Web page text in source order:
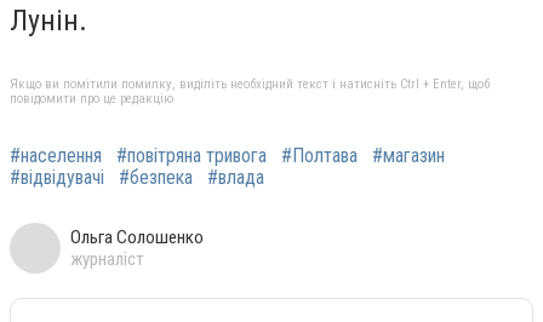
Лунін.
Якщо ви помітили помилку, виділіть необхідний текст і натисніть Ctrl + Enter, щоб
повідомити про це редакцію
#населення #повітряна тривога #Полтава
#магазин
#відвідувачі
#безпека #влада
Ольга Солошенко
журналіст